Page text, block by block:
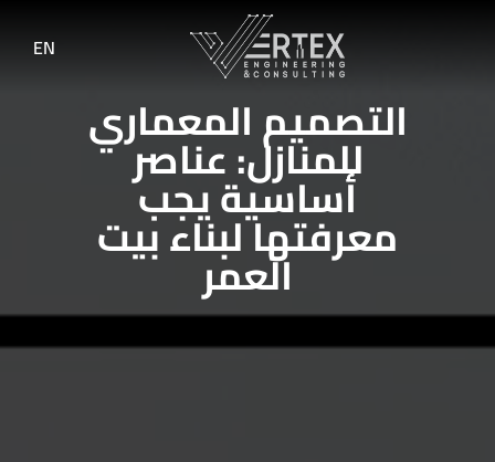
التصميم المعماري
للمنازل: عناصر
أساسية يجب
معرفتها لبناء بيت
العمر